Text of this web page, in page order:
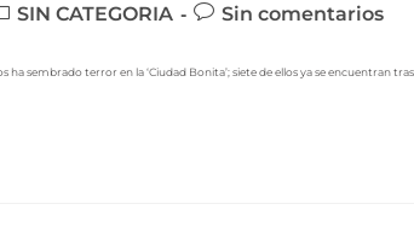
SIN CATEGORIA Sin comentarios
ha sembrado terror en la ‘Ciudad Bonita’; siete de ellos ya se encuentran